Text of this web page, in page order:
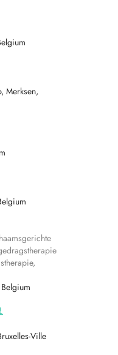
Merksen,
Ville